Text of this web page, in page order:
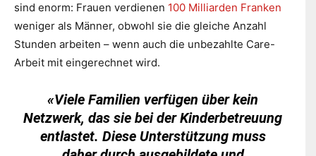
sind enorm: Frauen verdienen 100 Milliarden Franken
weniger als Männer, obwohl sie die gleiche Anzahl
Stunden arbeiten – wenn auch die unbezahlte Care-
Arbeit mit eingerechnet wird.
«Viele Familien verfügen über kein
Netzwerk, das sie bei der Kinderbetreuung
entlastet. Diese Unterstützung muss